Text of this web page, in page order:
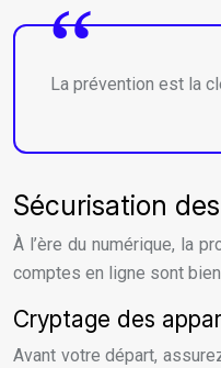
La prévention est la
Sécurisation
À l’ère du numérique, la
comptes en ligne sont
Cryptage des
Avant votre départ,